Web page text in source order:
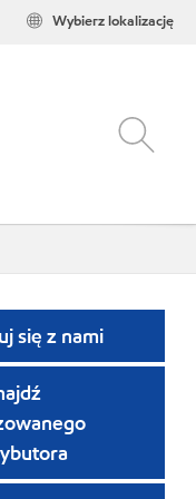
Wybierz lokalizację
się z nami